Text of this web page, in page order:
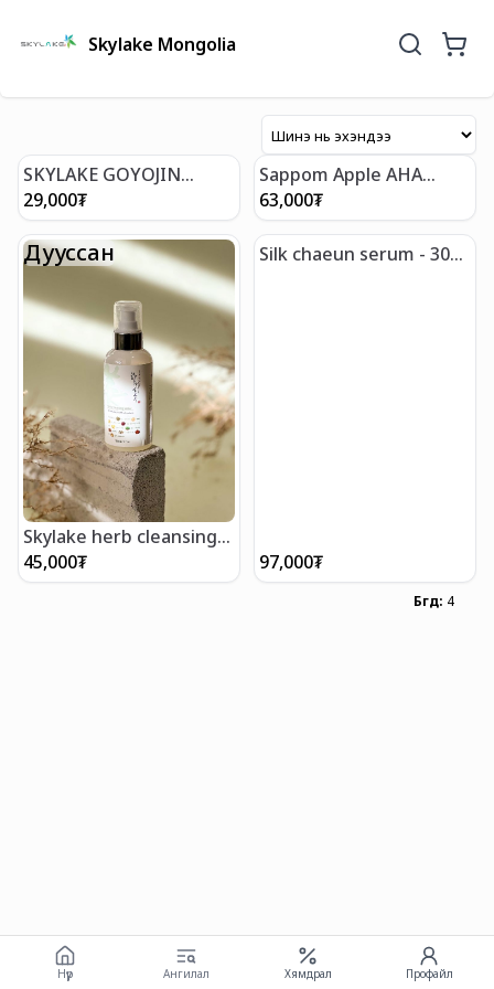
Skylake Mongolia
SKYLAKE GOYOJIN
DEODORANT - 50 ml
29,000₮
Sappom Apple AHA
Essense Pad
63,000₮
Дууссан
Skylake herb cleansing
water - Skylake
ургамлын цэвэрлэгч ус
45,000₮
Silk chaeun serum - 30
97,000₮
Бүгд: 4
Нүүр Ангилал Хямдрал Профайл